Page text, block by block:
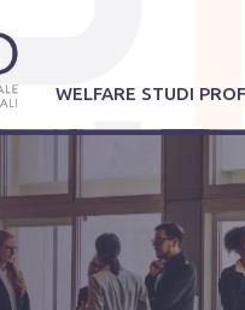
WELFARE STUDI